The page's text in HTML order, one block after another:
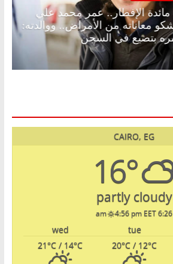
مقعد شاغر على مائدة الإفطار..
طالب الهندسة يشكو معاناته من
أحلى سنين عمره بتضيع في السجن
15 مارس، 2026
CAIRO, EG
16°
partly cloudy
6:26 am
4:56 pm EET
tue
wed
20°C / 12°C
21°C / 14°C